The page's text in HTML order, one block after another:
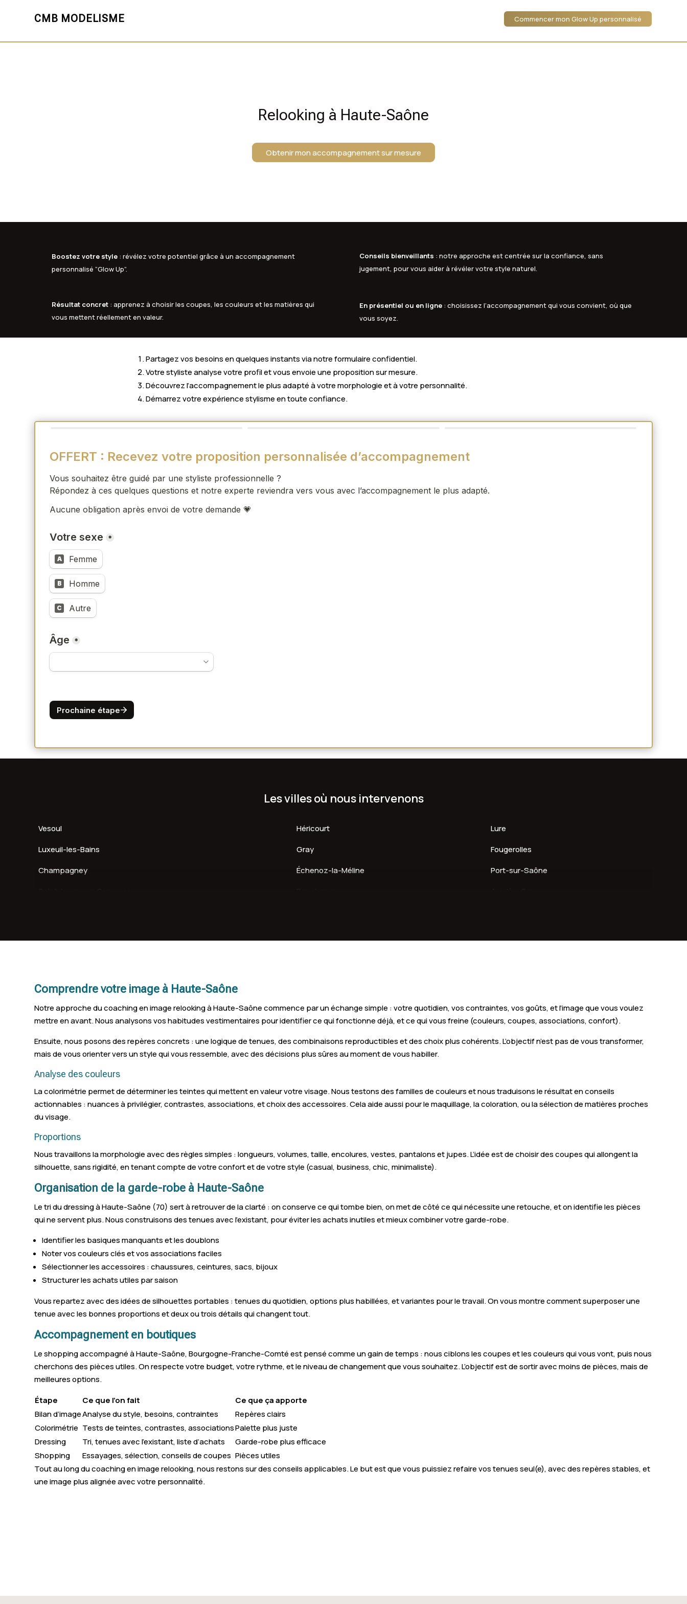
CMB MODELISME Commencer mon Glow Up personnalisé
Relooking à Haute-Saône
Obtenir mon accompagnement sur mesure
Boostez votre style: révélez votre potentiel grâce à un accompagnement
personnalisé “Glow Up”.
Conseils bienveillants : notre approche est centrée sur la confiance, sans
jugement, pour vous aider à révéler votre style naturel.
Résultat concret: apprenez à choisir les coupes, les couleurs et les matières qui
vous mettent réellement en valeur.
En présentiel ou en ligne : choisissez l’accompagnement qui vous convient, où que
vous soyez.
Partagez vos besoins en quelques instants via notre formulaire confidentiel.
Votre styliste analyse votre profil et vous envoie une proposition sur mesure.
Découvrez l’accompagnement le plus adapté à votre morphologie et à votre personnalité.
Démarrez votre expérience stylisme en toute confiance.
Les villes où nous intervenons
Vesoul Héricourt
Lure
Luxeuil-les-Bains
Gray
Fougerolles
Champagney
Échenoz-la-Méline
Port-sur-Saône
Comprendre votre image à Haute-Saône
Notre approche du coaching en image relooking à Haute-Saône commence par un échange simple : votre quotidien, vos contraintes, vos goûts, et l’image que vous voulez
mettre en avant. Nous analysons vos habitudes vestimentaires pour identifier ce qui fonctionne déjà, et ce qui vous freine (couleurs, coupes, associations, confort).
Ensuite, nous posons des repères concrets : une logique de tenues, des combinaisons reproductibles et des choix plus cohérents. L’objectif n’est pas de vous transformer,
mais de vous orienter vers un style qui vous ressemble, avec des décisions plus sûres au moment de vous habiller.
Analyse des couleurs
La colorimétrie permet de déterminer les teintes qui mettent en valeur votre visage. Nous testons des familles de couleurs et nous traduisons le résultat en conseils
actionnables : nuances à privilégier, contrastes, associations, et choix des accessoires. Cela aide aussi pour le maquillage, la coloration, ou la sélection de matières proches
du visage.
Proportions
Nous travaillons la morphologie avec des règles simples : longueurs, volumes, taille, encolures, vestes, pantalons et jupes. L’idée est de choisir des coupes qui allongent la
silhouette, sans rigidité, en tenant compte de votre confort et de votre style (casual, business, chic, minimaliste).
Organisation de la garde-robe à Haute-Saône
Le tri du dressing à Haute-Saône (70) sert à retrouver de la clarté : on conserve ce qui tombe bien, on met de côté ce qui nécessite une retouche, et on identifie les pièces
qui ne servent plus. Nous construisons des tenues avec l’existant, pour éviter les achats inutiles et mieux combiner votre garde-robe.
Identifier les basiques manquants et les doublons
Noter vos couleurs clés et vos associations faciles
Sélectionner les accessoires : chaussures, ceintures, sacs, bijoux
Structurer les achats utiles par saison
Vous repartez avec des idées de silhouettes portables : tenues du quotidien, options plus habillées, et variantes pour le travail. On vous montre comment superposer une
tenue avec les bonnes proportions et deux ou trois détails qui changent tout.
Accompagnement en boutiques
Le shopping accompagné à Haute-Saône, Bourgogne-Franche-Comté est pensé comme un gain de temps : nous ciblons les coupes et les couleurs qui vous vont, puis nous
cherchons des pièces utiles. On respecte votre budget, votre rythme, et le niveau de changement que vous souhaitez. L’objectif est de sortir avec moins de pièces, mais de
meilleures options.
Étape
Ce que l’on fait
Ce que ça apporte
Bilan d’imageAnalyse du style, besoins, contraintes
Repères clairs
Colorimétrie Tests de teintes, contrastes, associationsPalette plus juste
Dressing
Tri, tenues avec l’existant, liste d’achats
Garde-robe plus efficace
Shopping
Essayages, sélection, conseils de coupes Pièces utiles
Tout au long du coaching en image relooking, nous restons sur des conseils applicables. Le but est que vous puissiez refaire vos tenues seul(e), avec des repères stables, et
une image plus alignée avec votre personnalité.